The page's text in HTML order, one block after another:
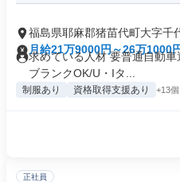
福島県耶麻郡猪苗代町大字千
月給21万9000円～26万1000
求めている人材 要普通自動
ブランクOK/U・Iタ...
制服あり 資格取得支援あり +13個
正社員